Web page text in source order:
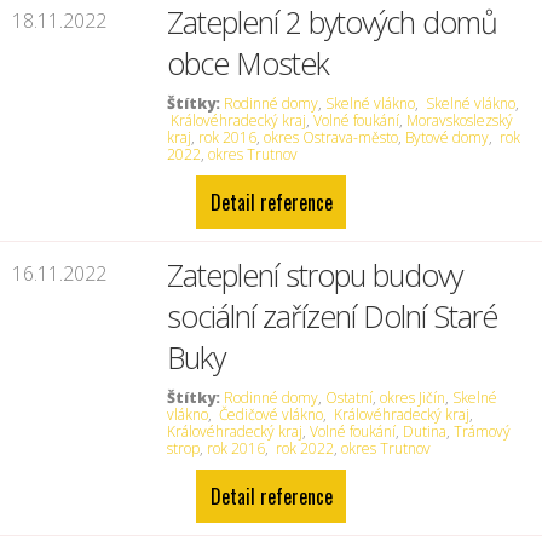
18.11.2022
Zateplení 2 bytových domů
obce Mostek
Štítky: Rodinné domy, Skelné vlákno, Skelné vlákno,
Královéhradecký kraj,Volné foukání, Moravskoslezský
kraj, rok 2016,okres Ostrava-město, Bytové domy, rok
2022,okres Trutnov
Detail reference
16.11.2022
Zateplení stropu budovy
sociální zařízení Dolní Staré
Buky
Štítky: Rodinné domy, Ostatní,okres Jičín, Skelné
vlákno, Čedičové vlákno, Královéhradecký kraj,
Královéhradecký kraj,Volné foukání, Dutina,Trámový
strop, rok 2016, rok 2022,okres Trutnov
Detail reference